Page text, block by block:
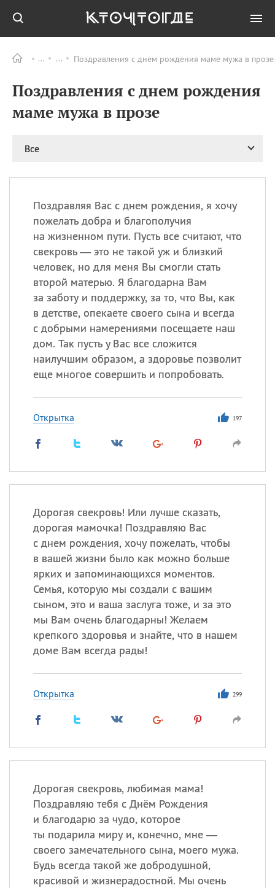
Поздравления с днем рождения маме мужа в
Поздравления с днем рождения
маме мужа в прозе
Все
Поздравляя Вас с днем рождения, я хочу
пожелать добра и благополучия
на жизненном пути. Пусть все считают, что
свекровь — это не такой уж и близкий
человек, но для меня Вы смогли стать
второй матерью. Я благодарна Вам
за заботу и поддержку, за то, что Вы, как
в детстве, опекаете своего сына и всегда
с добрыми намерениями посещаете наш
дом. Так пусть у Вас все сложится
наилучшим образом, а здоровье позволит
еще многое совершить и попробовать.
Открытка 197
Дорогая свекровь! Или лучше сказать,
дорогая мамочка! Поздравляю Вас
с днем рождения, хочу пожелать, чтобы
в вашей жизни было как можно больше
ярких и запоминающихся моментов.
Семья, которую мы создали с вашим
сыном, это и ваша заслуга тоже, и за это
мы Вам очень благодарны! Желаем
крепкого здоровья и знайте, что в нашем
доме Вам всегда рады!
Открытка 299
Дорогая свекровь, любимая мама!
Поздравляю тебя с Днём Рождения
и благодарю за чудо, которое
ты подарила миру и, конечно, мне —
своего замечательного сына, моего мужа.
Будь всегда такой же добродушной,
красивой и жизнерадостной. Мы очень
ПРАЗДНИКИ Все
08.08 День «Счастье
случается» (Happiness
Happens Day)
великомученика
покровителя всех
врачей и целителя
больных
09.08 День книголюбов (Book
Lovers Day)
ИМЕНА
Все
Александр, Макар
происхождение